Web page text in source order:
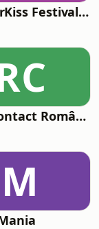
SummerKiss Festival Radio
Radio Contact România
M